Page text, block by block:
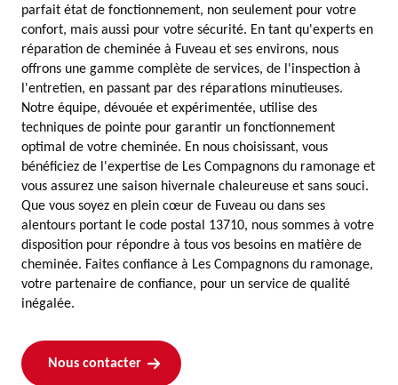
parfait état de fonctionnement, non seulement pour votre
confort, mais aussi pour votre sécurité. En tant qu'experts en
réparation de cheminée à Fuveau et ses environs, nous
offrons une gamme complète de services, de l'inspection à
l'entretien, en passant par des réparations minutieuses.
Notre équipe, dévouée et expérimentée, utilise des
techniques de pointe pour garantir un fonctionnement
optimal de votre cheminée. En nous choisissant, vous
bénéficiez de l'expertise de Les Compagnons du ramonage et
vous assurez une saison hivernale chaleureuse et sans souci.
Que vous soyez en plein cœur de Fuveau ou dans ses
alentours portant le code postal 13710, nous sommes à votre
disposition pour répondre à tous vos besoins en matière de
cheminée. Faites confiance à Les Compagnons du ramonage,
votre partenaire de confiance, pour un service de qualité
inégalée.
Nous contacter